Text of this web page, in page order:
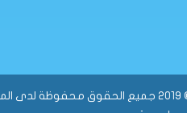
© 2019 جميع الحقوق محفوظة لدى